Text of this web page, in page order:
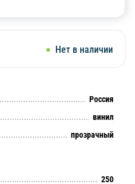
Нет в наличии
Россия
винил
прозрачный
250